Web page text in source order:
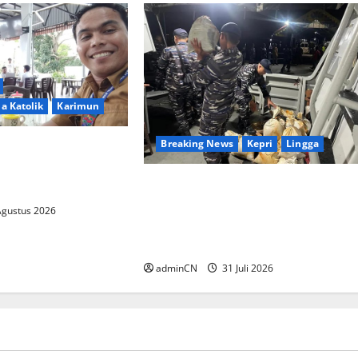
Katolik
Karimun
2026
Breaking News Kepri Lingga
adminCN 31 Juli 2026